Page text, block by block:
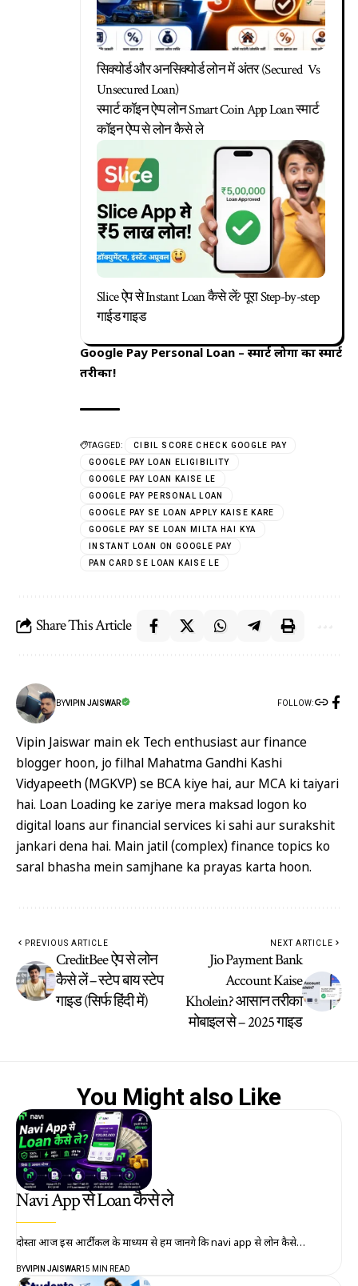
सिक्योर्ड और अनसिक्योर्ड लोन में अंतर (Secured Vs
Unsecured Loan)
स्मार्ट कॉइन ऐप्प लोन Smart Coin App Loan स्मार्ट
कॉइन ऐप्प से लोन कैसे ले
Slice ऐप से Instant Loan कैसे लें? पूरा Step-by-step
गाईड गाइड
Google Pay Personal Loan – स्मार्ट लोगों का स्मार्ट
तरीका!
TAGGED:
CIBIL SCORE CHECK GOOGLE PAY
GOOGLE PAY LOAN ELIGIBILITY
GOOGLE PAY LOAN KAISE LE
GOOGLE PAY PERSONAL LOAN
GOOGLE PAY SE LOAN APPLY KAISE KARE
GOOGLE PAY SE LOAN MILTA HAI KYA
INSTANT LOAN ON GOOGLE PAY
PAN CARD SE LOAN KAISE LE
Share This Article
BYVIPIN JAISWAR FOLLOW:
Vipin Jaiswar main ek Tech enthusiast aur finance
blogger hoon, jo filhal Mahatma Gandhi Kashi
Vidyapeeth (MGKVP) se BCA kiye hai, aur MCA ki taiyari
hai. Loan Loading ke zariye mera maksad logon ko
digital loans aur financial services ki sahi aur surakshit
jankari dena hai. Main jatil (complex) finance topics ko
saral bhasha mein samjhane ka prayas karta hoon.
PREVIOUS ARTICLE
CreditBee ऐप से लोन
कैसे लें – स्टेप बाय स्टेप
गाइड (सिर्फ हिंदी में)
NEXT ARTICLE
Jio Payment Bank
Account Kaise
Kholein? आसान तरीका
मोबाइल से – 2025 गाइड
You Might also Like
Navi App से Loan कैसे ले
दोस्तों आज इस आर्टीकल के माध्यम से हम जानेंगे कि navi app से लोन कैसे…
BYVIPIN JAISWAR15 MIN READ